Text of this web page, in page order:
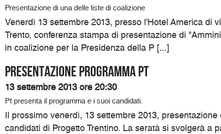
Presentazione di una delle liste di coalizione
Venerdì 13 settembre 2013, presso l'Hotel America di
Trento, conferenza stampa di presentazione di
in coalizione per la Presidenza della P [...]
Presentazione programma Pt
13 settembre 2013 ore 20:30
Pt presenta il programma e i suoi candidati.
Il prossimo venerdì, 13 settembre 2013,
candidati di Progetto Trentino. La seratà si svolgerà a